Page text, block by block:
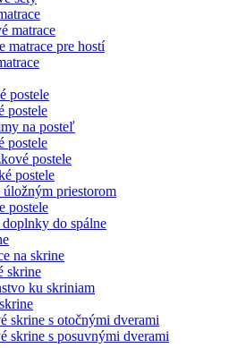
matrace
matrace pre hostí
postele
postele
na posteľ
postele
postele
postele
úložným priestorom
postele
doplnky do spálne
na skrine
skrine
ku skriniam
skrine s otočnými dverami
skrine s posuvnými dverami